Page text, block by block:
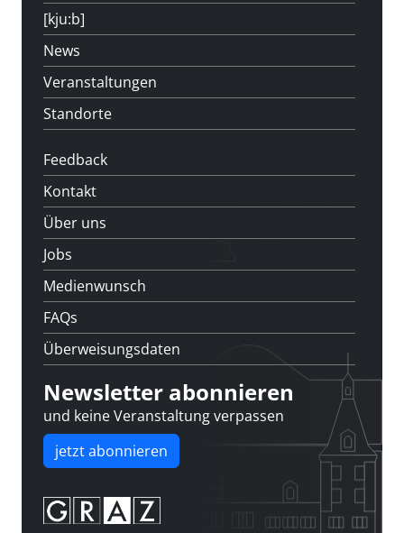
[kju:b]
News
Veranstaltungen
Standorte
Feedback
Kontakt
Über uns
Jobs
Medienwunsch
FAQs
Überweisungsdaten
Newsletter abonnieren
und keine Veranstaltung verpassen
jetzt abonnieren